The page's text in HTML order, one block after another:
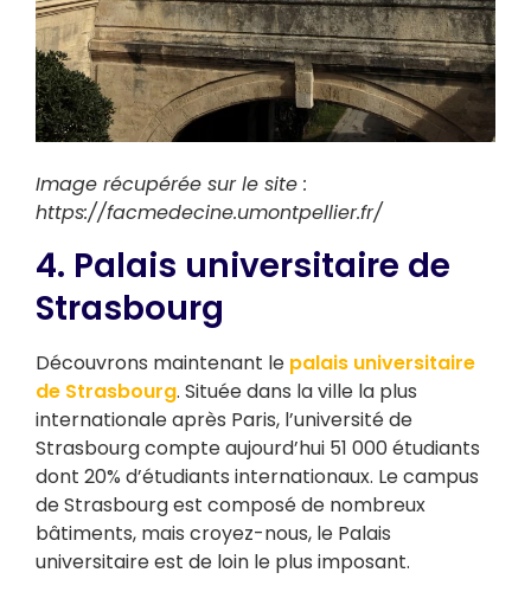
Image récupérée sur le site :
https://facmedecine.umontpellier.fr/
4. Palais universitaire de
Strasbourg
Découvrons maintenant le palais universitaire
de Strasbourg. Située dans la ville la plus
internationale après Paris, l’université de
Strasbourg compte aujourd’hui 51 000 étudiants
dont 20% d’étudiants internationaux. Le campus
de Strasbourg est composé de nombreux
bâtiments, mais croyez-nous, le Palais
universitaire est de loin le plus imposant.